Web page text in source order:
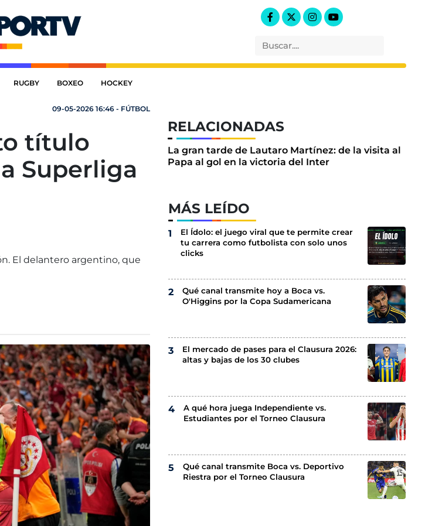
RUGBY BOXEO HOCKEY
09-05-2026 16:46 - FÚTBOL
título
Superliga
El delantero argentino, que
RELACIONADAS
La gran tarde de Lautaro Martínez: de la visita al
Papa al gol en la victoria del Inter
MÁS LEÍDO
El Ídolo: el juego viral que te permite crear
tu carrera como futbolista con solo unos
clicks
Qué canal transmite hoy a Boca vs.
O'Higgins por la Copa Sudamericana
El mercado de pases para el Clausura 2026:
altas y bajas de los 30 clubes
A qué hora juega Independiente vs.
Estudiantes por el Torneo Clausura
Qué canal transmite Boca vs. Deportivo
Riestra por el Torneo Clausura